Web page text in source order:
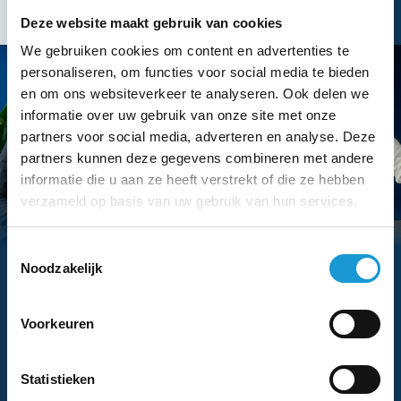
Deze website maakt gebruik van cookies
We gebruiken cookies om content en advertenties te
personaliseren, om functies voor social media te bieden
en om ons websiteverkeer te analyseren. Ook delen we
informatie over uw gebruik van onze site met onze
partners voor social media, adverteren en analyse. Deze
partners kunnen deze gegevens combineren met andere
informatie die u aan ze heeft verstrekt of die ze hebben
verzameld op basis van uw gebruik van hun services.
Noodzakelijk
Voorkeuren
Statistieken
Hebben we je interesse gewekt?
Vraag dan nu eenvoudig een